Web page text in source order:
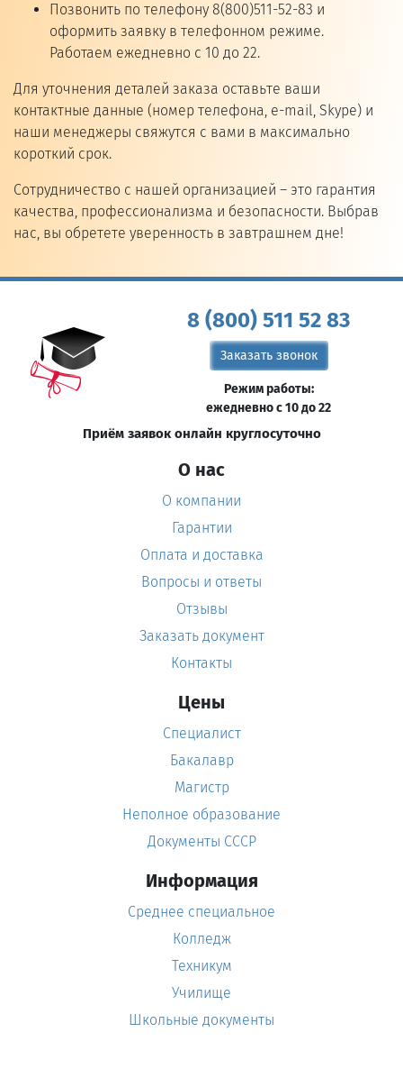
Позвонить по телефону 8(800)511-52-83 и
оформить заявку в телефонном режиме.
Работаем ежедневно с 10 до 22.
Для уточнения деталей заказа оставьте ваши
контактные данные (номер телефона, e-mail, Skype) и
наши менеджеры свяжутся с вами в максимально
короткий срок.
Сотрудничество с нашей организацией – это гарантия
качества, профессионализма и безопасности. Выбрав
нас, вы обретете уверенность в завтрашнем дне!
8 (800) 511 52 83
Заказать звонок
Режим работы:
ежедневно с 10 до 22
Приём заявок онлайн круглосуточно
О нас
О компании
Гарантии
Оплата и доставка
Вопросы и ответы
Отзывы
Заказать документ
Контакты
Цены
Специалист
Бакалавр
Магистр
Неполное образование
Документы СССР
Информация
Среднее специальное
Колледж
Техникум
Училище
Школьные документы